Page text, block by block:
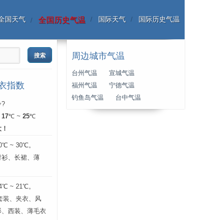
国天气 全国历史气温 国际天气 国际历史气温
指数
?
17℃ ~ 25℃
~ 30℃。
、长裙、薄
~ 21℃。
装、夹衣、风
西装、薄毛衣
周边城市气温
台州气温
宣城气温
福州气温
宁德气温
钓鱼岛气温
台中气温